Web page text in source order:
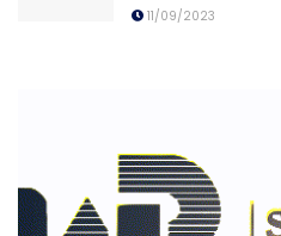
11/09/2023